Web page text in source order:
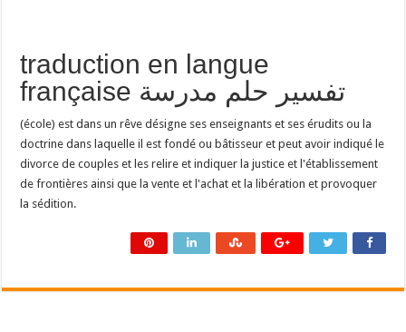
traduction en langue
française تفسير حلم مدرسة
(école) est dans un rêve désigne ses enseignants et ses érudits ou la
doctrine dans laquelle il est fondé ou bâtisseur et peut avoir indiqué le
divorce de couples et les relire et indiquer la justice et l'établissement
de frontières ainsi que la vente et l'achat et la libération et provoquer
la sédition.